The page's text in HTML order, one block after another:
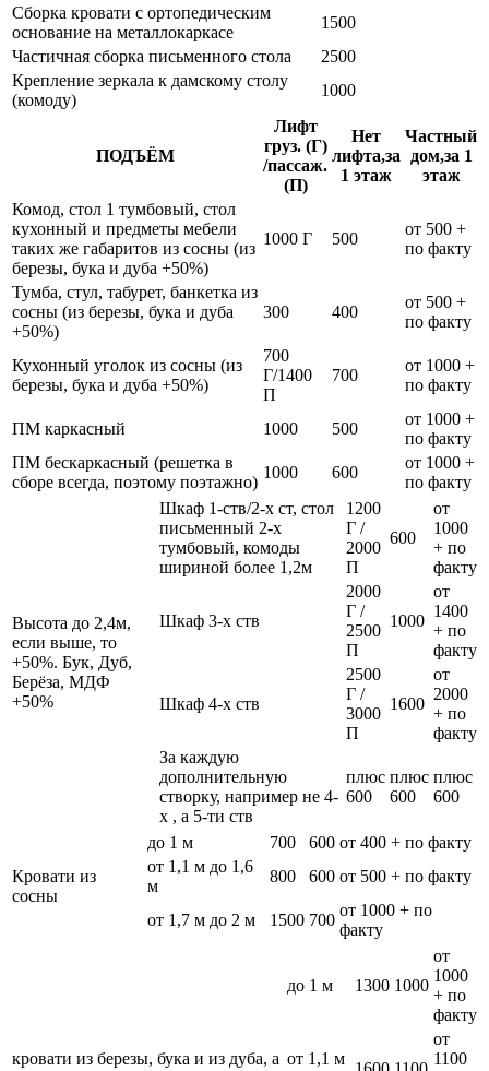
Сборка кровати с ортопедическим
основание на металлокаркасе
1500
Частичная сборка письменного стола
2500
Крепление зеркала к дамскому столу
(комоду)
1000
ПОДЪЁМ
Лифт
груз. (Г)
/пассаж.
(П)
Нет
лифта,за
1 этаж
Частный
дом,за 1
этаж
Комод, стол 1 тумбовый, стол
кухонный и предметы мебели
таких же габаритов из сосны (из
березы, бука и дуба +50%)
1000 Г 500
от 500 +
по факту
Тумба, стул, табурет, банкетка из
сосны (из березы, бука и дуба
+50%)
300 400
от 500 +
по факту
Кухонный уголок из сосны (из
березы, бука и дуба +50%)
700
Г/1400
П
700
от 1000 +
по факту
ПМ каркасный 1000 500
от 1000 +
по факту
ПМ бескаркасный (решетка в
сборе всегда, поэтому поэтажно)
1000 600
от 1000 +
по факту
Высота до 2,4м,
если выше, то
+50%. Бук, Дуб,
Берёза, МДФ
+50%
Шкаф 1-ств/2-х ст, стол
письменный 2-х
тумбовый, комоды
шириной более 1,2м
1200
Г /
2000
П
600
от
1000
+ по
факту
Шкаф 3-х ств
2000
Г /
2500
П
1000
от
1400
+ по
факту
Шкаф 4-х ств
2500
Г /
3000
П
1600
от
2000
+ по
факту
За каждую
дополнительную
створку, например не 4-
х , а 5-ти ств
плюс
600
плюс
600
плюс
600
Кровати из
сосны
до 1 м 700 600 от 400 + по факту
от 1,1 м до 1,6
м
800 600 от 500 + по факту
от 1,7 м до 2 м 1500 700
от 1000 + по
факту
кровати из березы, бука и из дуба, а
до 1 м 1300 1000
от
1000
+ по
факту
от 1,1 м
от
1100